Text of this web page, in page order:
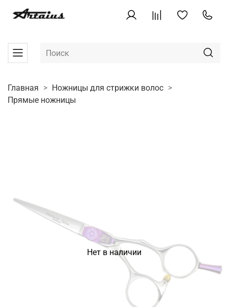
Главная
Ножницы для стрижки волос
Прямые ножницы
Нет в наличии